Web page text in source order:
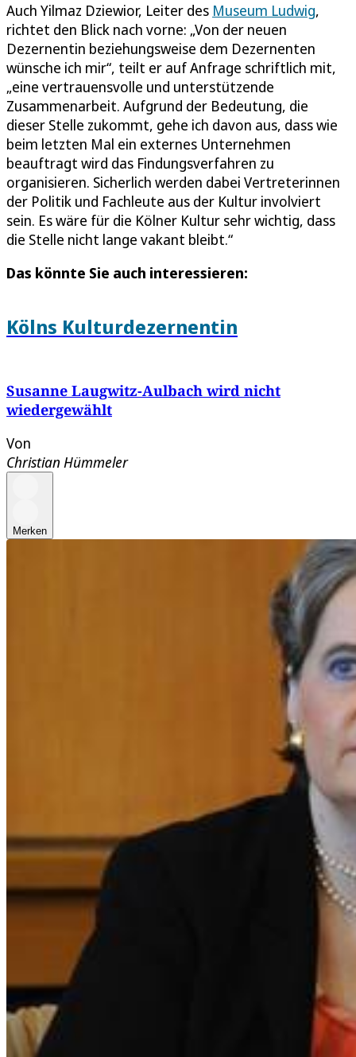
Auch Yilmaz Dziewior, Leiter des Museum Ludwig,
richtet den Blick nach vorne: „Von der neuen
Dezernentin beziehungsweise dem Dezernenten
wünsche ich mir“, teilt er auf Anfrage schriftlich mit,
„eine vertrauensvolle und unterstützende
Zusammenarbeit. Aufgrund der Bedeutung, die
dieser Stelle zukommt, gehe ich davon aus, dass wie
beim letzten Mal ein externes Unternehmen
beauftragt wird das Findungsverfahren zu
organisieren. Sicherlich werden dabei Vertreterinnen
der Politik und Fachleute aus der Kultur involviert
sein. Es wäre für die Kölner Kultur sehr wichtig, dass
die Stelle nicht lange vakant bleibt.“
Das könnte Sie auch interessieren:
Kölns Kulturdezernentin
Susanne Laugwitz-Aulbach wird nicht
wiedergewählt
Von
Christian Hümmeler
Merken